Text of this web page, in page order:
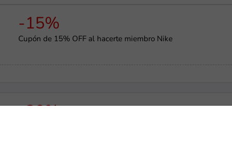
-15%
Cupón de 15% OFF al hacerte miembro Nike